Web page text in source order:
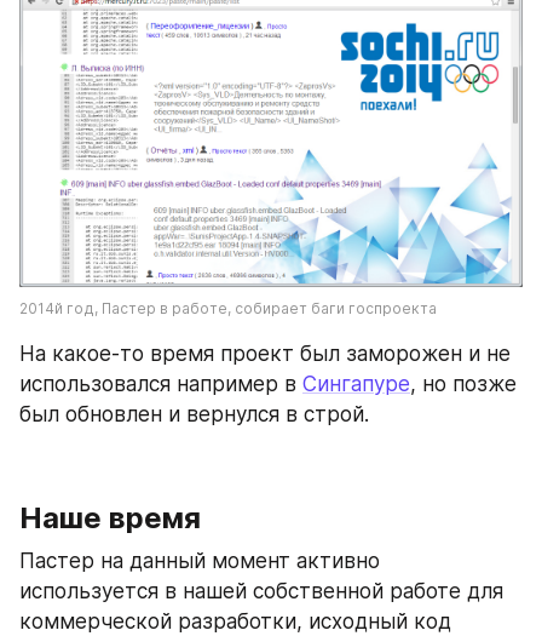
2014й год, Пастер в работе, собирает баги госпроекта
На какое-то время проект был заморожен и не
использовался например в Сингапуре, но позже
был обновлен и вернулся в строй.
Наше время
Пастер на данный момент активно
используется в нашей собственной работе для
коммерческой разработки, исходный код